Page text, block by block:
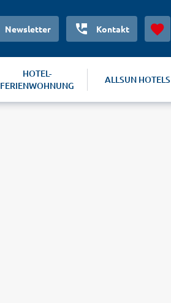
Newsletter Kontakt
HOTEL-
FERIENWOHNUNG
ALLSUN HOTELS